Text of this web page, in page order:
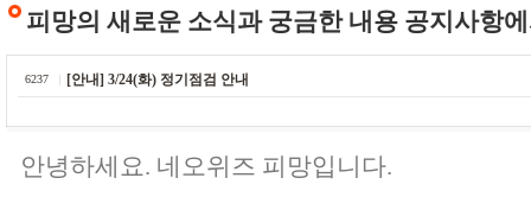
피망의 새로운 소식과 궁금한 내용 공지사항
6237 [안내] 3/24(화) 정기점검 안내
안녕하세요. 네오위즈 피망입니다.